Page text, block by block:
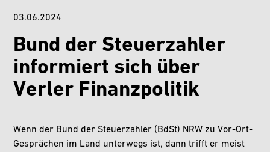
03.06.2024
Bund der Steuerzahler
informiert sich über
Verler Finanzpolitik
Wenn der Bund der Steuerzahler (BdSt) NRW zu Vor-Ort-
Gesprächen im Land unterwegs ist, dann trifft er meist